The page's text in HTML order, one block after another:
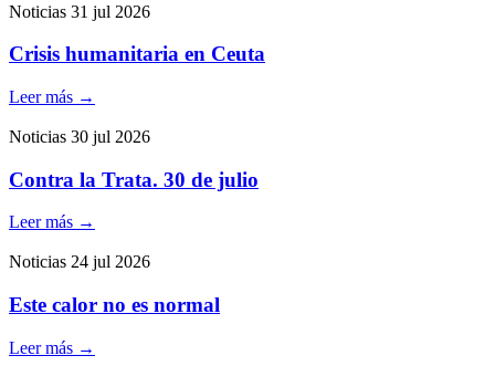
Noticias 31 jul 2026
Crisis humanitaria en Ceuta
Leer más →
Noticias 30 jul 2026
Contra la Trata. 30 de julio
Leer más →
Noticias 24 jul 2026
Este calor no es normal
Leer más →